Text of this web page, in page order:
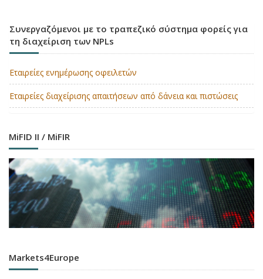
Συνεργαζόμενοι με το τραπεζικό σύστημα φορείς για
τη διαχείριση των NPLs
Εταιρείες ενημέρωσης οφειλετών
Εταιρείες διαχείρισης απαιτήσεων από δάνεια και πιστώσεις
MiFID II / MiFIR
Markets4Europe